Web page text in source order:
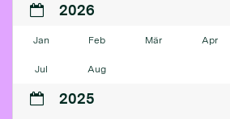
2026
Jan Feb Mär Apr
Jul Aug
2025